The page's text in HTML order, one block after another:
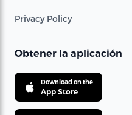
Privacy Policy
Obtener la aplicación
Download on the
App Store